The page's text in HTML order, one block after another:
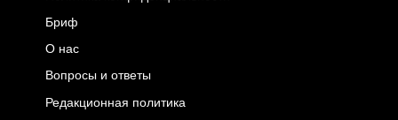
Бриф
О нас
Вопросы и ответы
Редакционная политика